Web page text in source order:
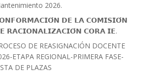
2026.
𝗗𝗘 𝗟𝗔 𝗖𝗢𝗠𝗜𝗦𝗜𝗢́𝗡
𝗥𝗔𝗖𝗜𝗢𝗡𝗔𝗟𝗜𝗭𝗔𝗖𝗜𝗢́𝗡 𝗖𝗢𝗥𝗔 𝗜𝗘.
DE REASIGNACIÓN DOCENTE
ETAPA REGIONAL-PRIMERA FASE-
DE PLAZAS